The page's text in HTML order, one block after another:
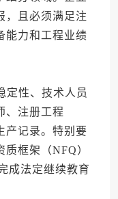
，且必须满足注
能力和工程业绩
性、技术人员
、注册工程
产记录。特别要
框架（NFQ）
成法定继续教育